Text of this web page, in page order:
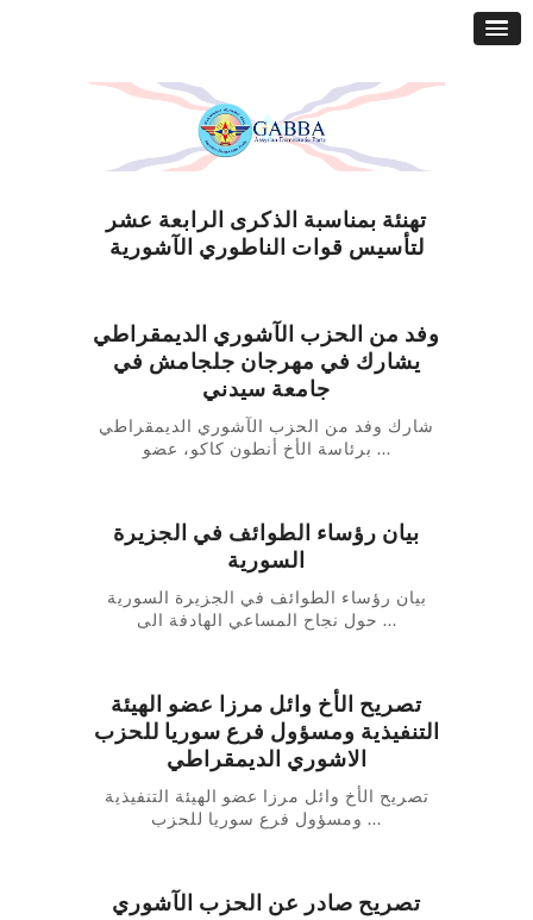
تهنئة بمناسبة الذكرى الرابعة عشر
لتأسيس قوات الناطوري الآشورية
وفد من الحزب الآشوري الديمقراطي
يشارك في مهرجان جلجامش في
جامعة سيدني
شارك وفد من الحزب الآشوري الديمقراطي
برئاسة الأخ أنطون كاكو، عضو ...
بيان رؤساء الطوائف في الجزيرة
السورية
بيان رؤساء الطوائف في الجزيرة السورية
حول نجاح المساعي الهادفة الى ...
تصريح الأخ وائل مرزا عضو الهيئة
التنفيذية ومسؤول فرع سوريا للحزب
الاشوري الديمقراطي
تصريح الأخ وائل مرزا عضو الهيئة التنفيذية
ومسؤول فرع سوريا للحزب ...
تصريح صادر عن الحزب الآشوري